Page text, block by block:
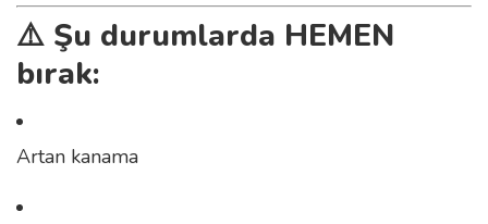
⚠️ Şu durumlarda HEMEN
bırak:
Artan kanama